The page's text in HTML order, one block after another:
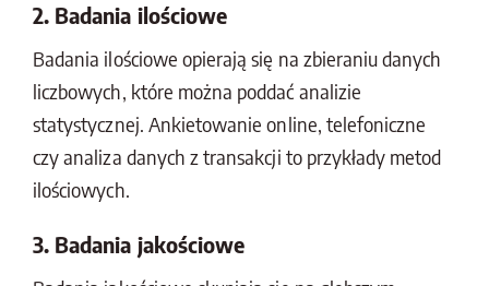
2. Badania ilościowe
Badania ilościowe opierają się na zbieraniu danych
liczbowych, które można poddać analizie
statystycznej. Ankietowanie online, telefoniczne
czy analiza danych z transakcji to przykłady metod
ilościowych.
3. Badania jakościowe